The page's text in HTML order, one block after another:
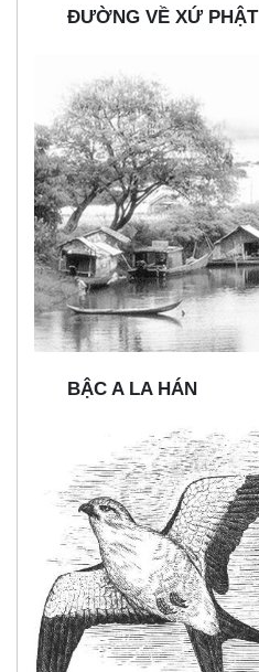
ĐƯỜNG VỀ XỨ PHẬT
BẬC A LA HÁN